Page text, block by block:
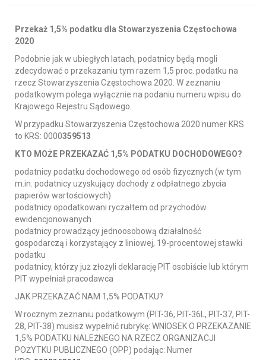
Przekaż 1,5% podatku dla Stowarzyszenia Częstochowa
2020
Podobnie jak w ubiegłych latach, podatnicy będą mogli
zdecydować o przekazaniu tym razem 1,5 proc. podatku na
rzecz Stowarzyszenia Częstochowa 2020. W zeznaniu
podatkowym polega wyłącznie na podaniu numeru wpisu do
Krajowego Rejestru Sądowego.
W przypadku Stowarzyszenia Częstochowa 2020 numer KRS
to KRS: 0000359513
KTO MOŻE PRZEKAZAĆ 1,5% PODATKU DOCHODOWEGO?
podatnicy podatku dochodowego od osób fizycznych (w tym
m.in. podatnicy uzyskujący dochody z odpłatnego zbycia
papierów wartościowych)
podatnicy opodatkowani ryczałtem od przychodów
ewidencjonowanych
podatnicy prowadzący jednoosobową działalność
gospodarczą i korzystający z liniowej, 19-procentowej stawki
podatku
podatnicy, którzy już złożyli deklarację PIT osobiście lub którym
PIT wypełniał pracodawca
JAK PRZEKAZAĆ NAM 1,5% PODATKU?
W rocznym zeznaniu podatkowym (PIT-36, PIT-36L, PIT-37, PIT-
28, PIT-38) musisz wypełnić rubrykę: WNIOSEK O PRZEKAZANIE
1,5% PODATKU NALEŻNEGO NA RZECZ ORGANIZACJI
POŻYTKU PUBLICZNEGO (OPP) podając: Numer